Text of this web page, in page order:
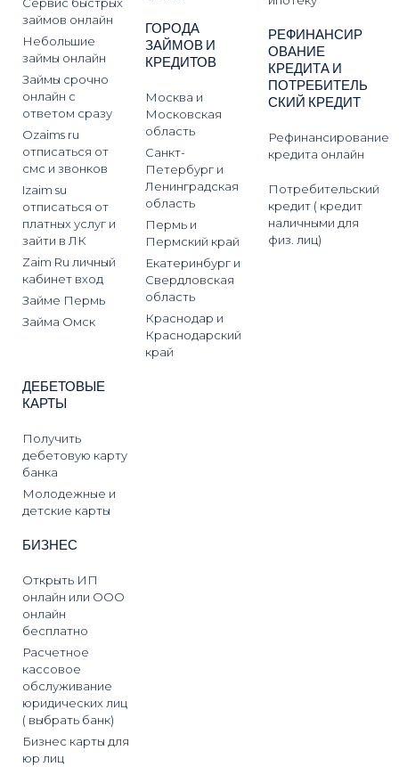
Сервис быстрых
займов онлайн
Небольшие
займы онлайн
Займы срочно
онлайн с
ответом сразу
Ozaims ru
отписаться от
смс и звонков
Izaim su
отписаться от
платных услуг и
зайти в ЛК
Zaim Ru личный
кабинет вход
Займе Пермь
Займа Омск
ГОРОДА
ЗАЙМОВ И
КРЕДИТОВ
Москва и
Московская
область
Санкт-
Петербург и
Ленинградская
область
Пермь и
Пермский край
Екатеринбург и
Свердловская
область
Краснодар и
Краснодарский
край
РЕФИНАНСИР
ОВАНИЕ
КРЕДИТА И
ПОТРЕБИТЕЛЬ
СКИЙ КРЕДИТ
Рефинансирование
кредита онлайн
Потребительский
кредит ( кредит
наличными для
физ. лиц)
ДЕБЕТОВЫЕ
КАРТЫ
Получить
дебетовую карту
банка
Молодежные и
детские карты
БИЗНЕС
Открыть ИП
онлайн или ООО
онлайн
бесплатно
Расчетное
кассовое
обслуживание
юридических лиц
( выбрать банк)
Бизнес карты для
юр лиц